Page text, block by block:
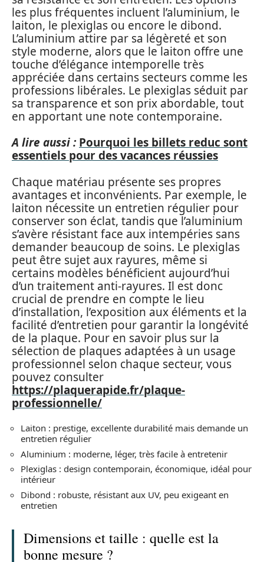
les plus fréquentes incluent l’aluminium, le
laiton, le plexiglas ou encore le dibond.
L’aluminium attire par sa légèreté et son
style moderne, alors que le laiton offre une
touche d’élégance intemporelle très
appréciée dans certains secteurs comme les
professions libérales. Le plexiglas séduit par
sa transparence et son prix abordable, tout
en apportant une note contemporaine.
A lire aussi : Pourquoi les billets reduc sont
essentiels pour des vacances réussies
Chaque matériau présente ses propres
avantages et inconvénients. Par exemple, le
laiton nécessite un entretien régulier pour
conserver son éclat, tandis que l’aluminium
s’avère résistant face aux intempéries sans
demander beaucoup de soins. Le plexiglas
peut être sujet aux rayures, même si
certains modèles bénéficient aujourd’hui
d’un traitement anti-rayures. Il est donc
crucial de prendre en compte le lieu
d’installation, l’exposition aux éléments et la
facilité d’entretien pour garantir la longévité
de la plaque. Pour en savoir plus sur la
sélection de plaques adaptées à un usage
professionnel selon chaque secteur, vous
pouvez consulter
https://plaquerapide.fr/plaque-
professionnelle/
Laiton : prestige, excellente durabilité mais demande un
entretien régulier
Aluminium : moderne, léger, très facile à entretenir
Plexiglas : design contemporain, économique, idéal pour
intérieur
Dibond : robuste, résistant aux UV, peu exigeant en
entretien
Dimensions et taille : quelle est la
bonne mesure ?